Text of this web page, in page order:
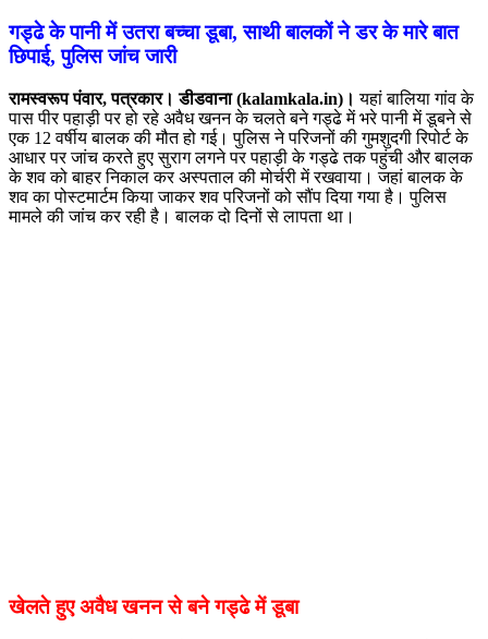
गड्ढे के पानी में उतरा बच्चा डूबा, साथी बालकों ने डर के मारे बात
छिपाई, पुलिस जांच जारी
रामस्वरूप पंवार, पत्रकार। डीडवाना (kalamkala.in)। यहां बालिया गांव के
पास पीर पहाड़ी पर हो रहे अवैध खनन के चलते बने गड्ढे में भरे पानी में डूबने से
एक 12 वर्षीय बालक की मौत हो गई। पुलिस ने परिजनों की गुमशुदगी रिपोर्ट के
आधार पर जांच करते हुए सुराग लगने पर पहाड़ी के गड्ढे तक पहुंची और बालक
के शव को बाहर निकाल कर अस्पताल की मोर्चरी में रखवाया। जहां बालक के
शव का पोस्टमार्टम किया जाकर शव परिजनों को सौंप दिया गया है। पुलिस
मामले की जांच कर रही है। बालक दो दिनों से लापता था।
खेलते हुए अवैध खनन से बने गड्ढे में डूबा